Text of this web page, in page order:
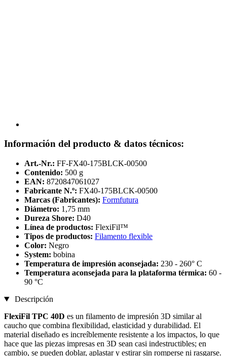
Información del producto & datos técnicos:
Art.-Nr.: FF-FX40-175BLCK-00500
Contenido: 500 g
EAN: 8720847061027
Fabricante N.º: FX40-175BLCK-00500
Marcas (Fabricantes): Formfutura
Diámetro: 1,75 mm
Dureza Shore: D40
Línea de productos: FlexiFil™
Tipos de productos: Filamento flexible
Color: Negro
System: bobina
Temperatura de impresión aconsejada: 230 - 260° C
Temperatura aconsejada para la plataforma térmica: 60 -
90 °C
Descripción
FlexiFil TPC 40D es un filamento de impresión 3D similar al
caucho que combina flexibilidad, elasticidad y durabilidad. El
material diseñado es increíblemente resistente a los impactos, lo que
hace que las piezas impresas en 3D sean casi indestructibles; en
cambio, se pueden doblar, aplastar y estirar sin romperse ni rasgarse.